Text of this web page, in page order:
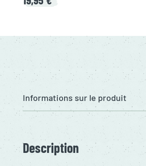
Informations sur le produit
Description